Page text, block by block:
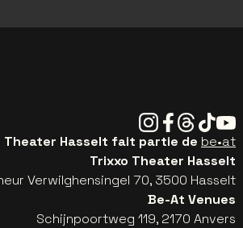
Instagram
Facebook
Threads
Tiktok
Theater Hasselt fait partie de be•at
Trixxo Theater Hasselt
Verwilghensingel 70, 3500 Hasselt
Be-At Venues
Schijnpoortweg 119, 2170 Anvers